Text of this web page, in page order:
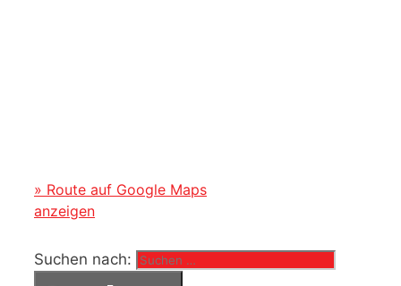
» Route auf Google Maps
anzeigen
Suchen nach: